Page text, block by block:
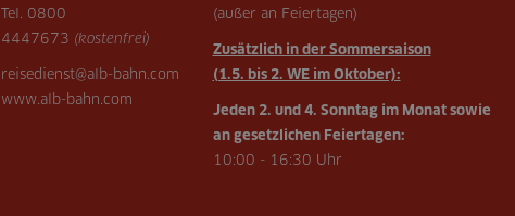
Tel. 0800
4447673 (kostenfrei)
reisedienst@alb-bahn.com
www.alb-bahn.com
(außer an Feiertagen)
Zusätzlich in der Sommersaison
(1.5. bis 2. WE im Oktober):
Jeden 2. und 4. Sonntag im Monat sowie
an gesetzlichen Feiertagen:
10:00 - 16:30 Uhr